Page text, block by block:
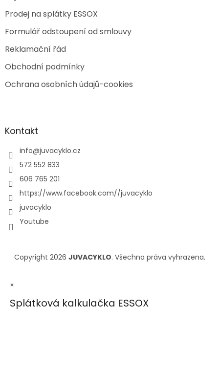
Prodej na splátky ESSOX
Formulář odstoupení od smlouvy
Reklamační řád
Obchodní podmínky
Ochrana osobních údajů-cookies
Kontakt
info@juvacyklo.cz
572 552 833
606 765 201
https://www.facebook.com//juvacyklo
juvacyklo
Youtube
Copyright 2026 JUVACYKLO. Všechna práva vyhrazena.
×
Splátková kalkulačka ESSOX